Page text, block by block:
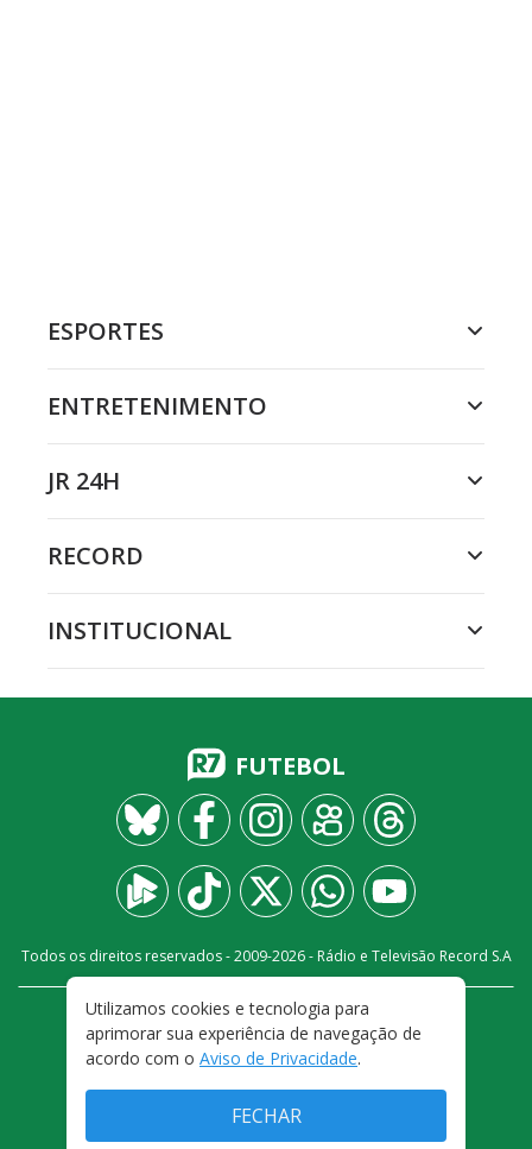
ESPORTES
ENTRETENIMENTO
JR 24H
RECORD
INSTITUCIONAL
FUTEBOL
Todos os direitos reservados - 2009-2026- Rádio e Televisão Record S.A
FALE CONOSCO
PRIVACIDADE
TERMOS E CONDIÇÕES DE USO
Utilizamos cookies e tecnologia para
aprimorar sua experiência de navegação de
acordo com o Aviso de Privacidade.
FECHAR